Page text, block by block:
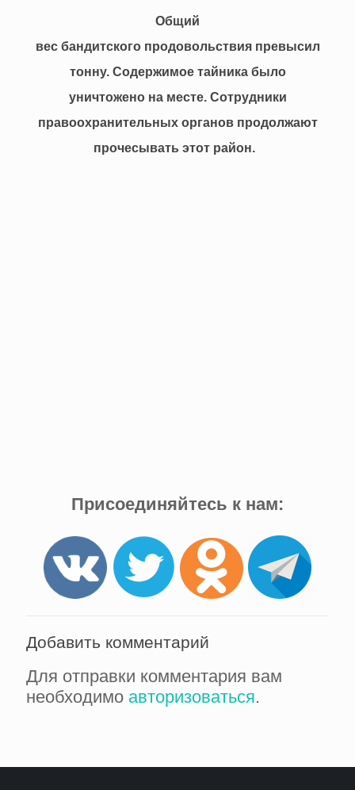
Общий
вес бандитского продовольствия превысил
тонну. Содержимое тайника было
уничтожено на месте. Сотрудники
правоохранительных органов продолжают
прочесывать этот район.
Присоединяйтесь к нам:
Добавить комментарий
Для отправки комментария вам
необходимо авторизоваться.